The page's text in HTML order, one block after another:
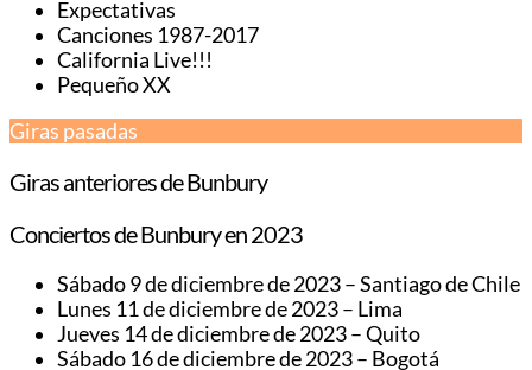
Expectativas
Canciones 1987-2017
California Live!!!
Pequeño XX
Giras pasadas
Giras anteriores de Bunbury
Conciertos de Bunbury en 2023
Sábado 9 de diciembre de 2023 – Santiago de Chile
Lunes 11 de diciembre de 2023 – Lima
Jueves 14 de diciembre de 2023 – Quito
Sábado 16 de diciembre de 2023 – Bogotá